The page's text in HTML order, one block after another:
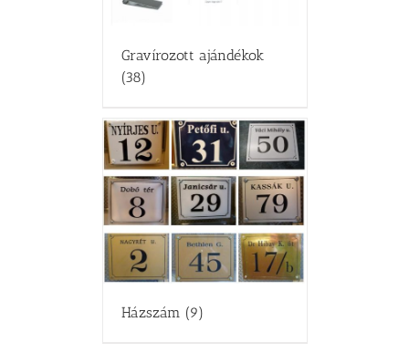
Gravírozott ajándékok
(38)
Házszám (9)